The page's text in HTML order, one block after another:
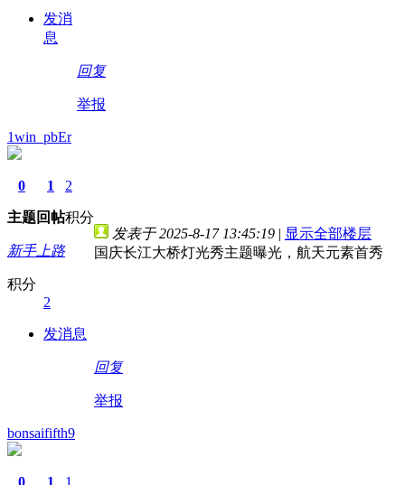
发消
息
回复
举报
1win_pbEr
0
主题
1
回帖
2
积分
新手上路
积分
2
发消息
发表于 2025-8-17 13:45:19 | 显示全部楼层
国庆长江大桥灯光秀主题曝光，航天元素首秀
回复
举报
bonsaififth9
0 1 1